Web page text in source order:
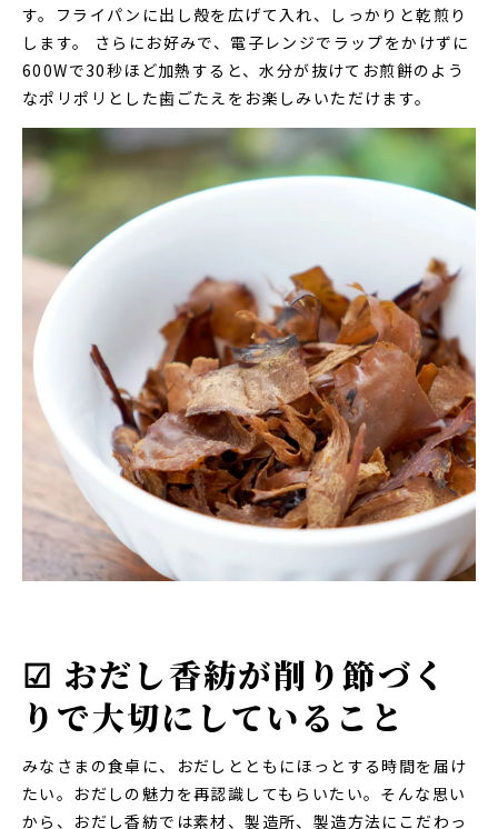
す。フライパンに出し殻を広げて入れ、しっかりと乾煎り
します。 さらにお好みで、電子レンジでラップをかけずに
600Wで30秒ほど加熱すると、水分が抜けてお煎餅のよう
なポリポリとした歯ごたえをお楽しみいただけます。
☑ おだし香紡が削り節づく
りで大切にしていること
みなさまの食卓に、おだしとともにほっとする時間を届け
たい。おだしの魅力を再認識してもらいたい。そんな思い
から、おだし香紡では素材、製造所、製造方法にこだわっ